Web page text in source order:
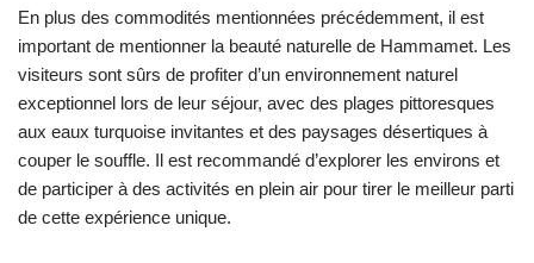
En plus des commodités mentionnées précédemment, il est
important de mentionner la beauté naturelle de Hammamet. Les
visiteurs sont sûrs de profiter d’un environnement naturel
exceptionnel lors de leur séjour, avec des plages pittoresques
aux eaux turquoise invitantes et des paysages désertiques à
couper le souffle. Il est recommandé d’explorer les environs et
de participer à des activités en plein air pour tirer le meilleur parti
de cette expérience unique.